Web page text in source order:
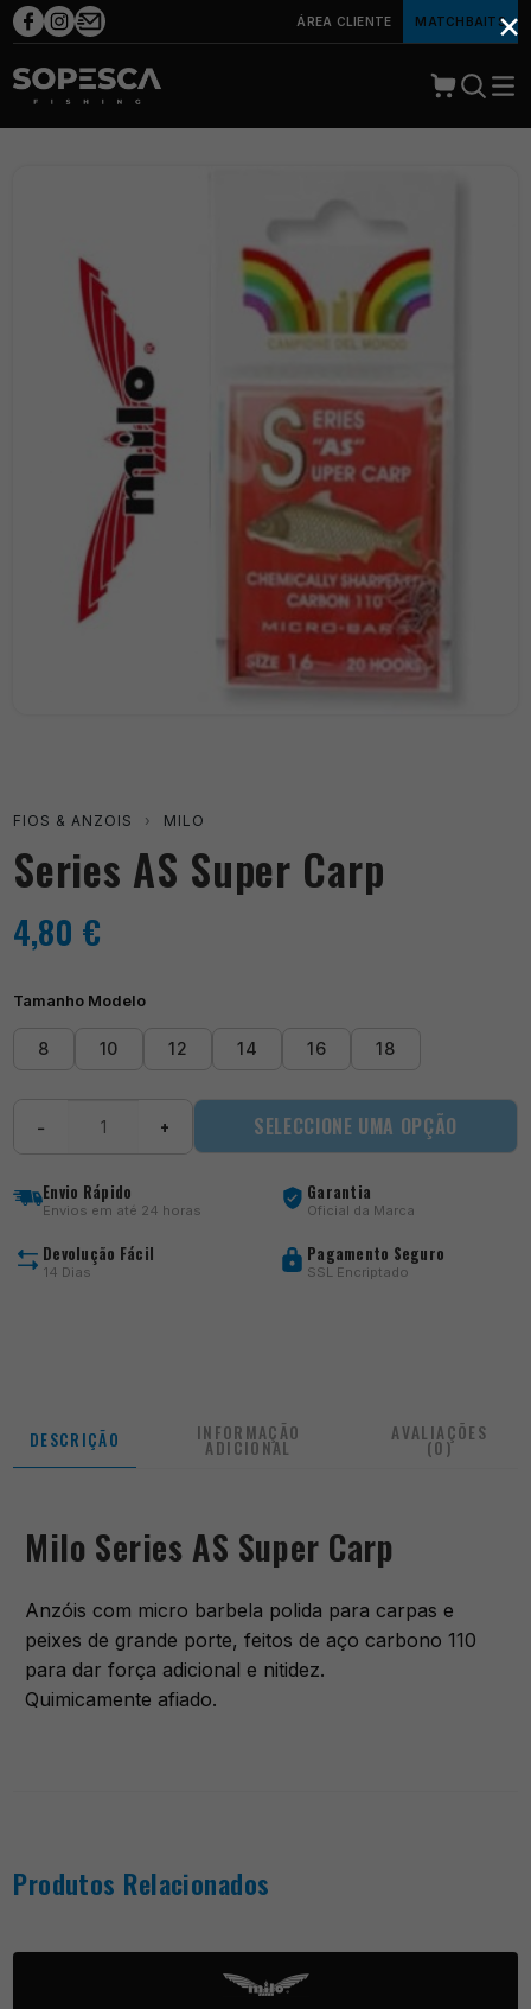
ÁREA CLIENTE MATCHBAITS
FIOS & ANZOIS › MILO
Series AS Super Carp
4,80 €
Tamanho Modelo
8 10 12 14 16 18
Super
Carp
− + SELECCIONE UMA OPÇÃO
Envio Rápido
Envios em até 24 horas
Garantia
Oficial da Marca
Devolução Fácil
14 Dias
Pagamento Seguro
SSL Encriptado
DESCRIÇÃO INFORMAÇÃO
ADICIONAL
AVALIAÇÕES
(0)
Milo Series AS Super Carp
Anzóis com micro barbela polida para carpas e
peixes de grande porte, feitos de aço carbono 110
para dar força adicional e nitidez.
Quimicamente afiado.
Produtos Relacionados
×